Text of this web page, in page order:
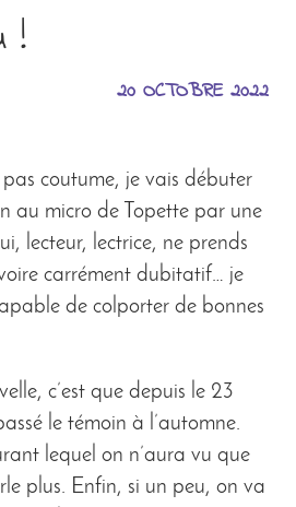
!
20 OCTOBRE 2022
pas coutume, je vais débuter
au micro de Topette par une
lecteur, lectrice, ne prends
carrément dubitatif… je
de colporter de bonnes
c’est que depuis le 23
le témoin à l’automne.
lequel on n’aura vu que
plus. Enfin, si un peu, on va